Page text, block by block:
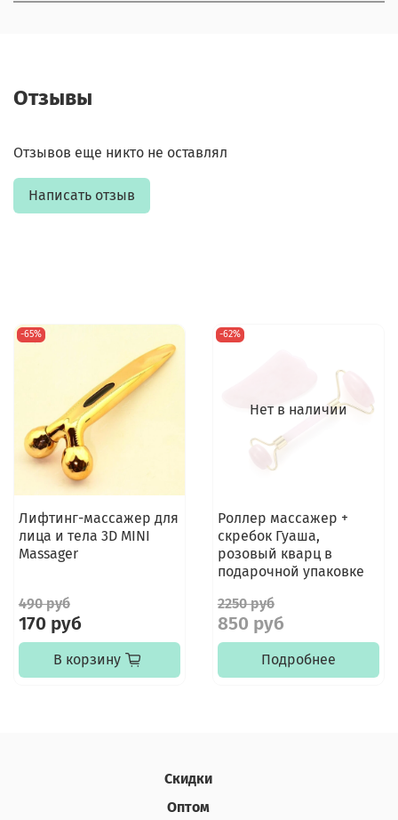
Отзывы
Отзывов еще никто не оставлял
Написать отзыв
-65%
Лифтинг-массажер для
лица и тела 3D MINI
Massager
490 руб
170 руб
В корзину
Нет в наличии
-62%
Роллер массажер +
скребок Гуаша,
розовый кварц в
подарочной упаковке
2250 руб
850 руб
Подробнее
Скидки
Оптом